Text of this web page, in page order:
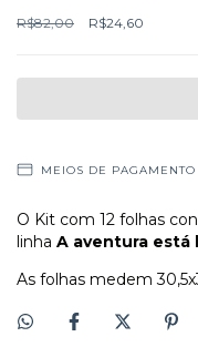
R$82,00 R$24,60
MEIOS DE PAGAMENTO
O Kit com 12 folhas
linha A aventura está
As folhas medem